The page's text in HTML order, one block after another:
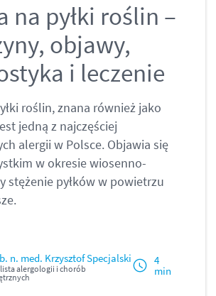
na pyłki roślin –
objawy,
i leczenie
n. med. Krzysztof Specjalski
alergologii i chorób
4
min
roślin, znana również jako
jedną z najczęściej
alergii w Polsce. Objawia się
w okresie wiosenno-
stężenie pyłków w powietrzu